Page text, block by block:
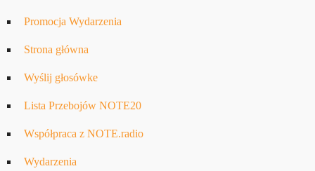
Promocja Wydarzenia
Strona główna
Wyślij głosówke
Lista Przebojów NOTE20
Współpraca z NOTE.radio
Wydarzenia